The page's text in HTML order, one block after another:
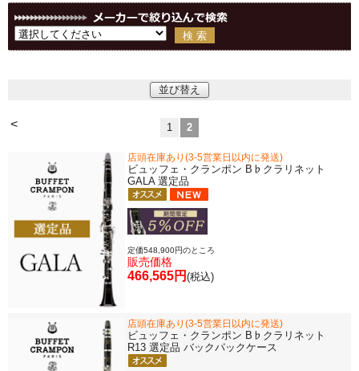
並び替え
< 1 2
店頭在庫あり(3-5営業日以内に発送)
ビュッフェ・クランポン B♭クラリネット
GALA 選定品
定価548,900円のところ
販売価格
466,565円 (税込)
店頭在庫あり(3-5営業日以内に発送)
ビュッフェ・クランポン B♭クラリネット
R13 選定品 バックパックケース